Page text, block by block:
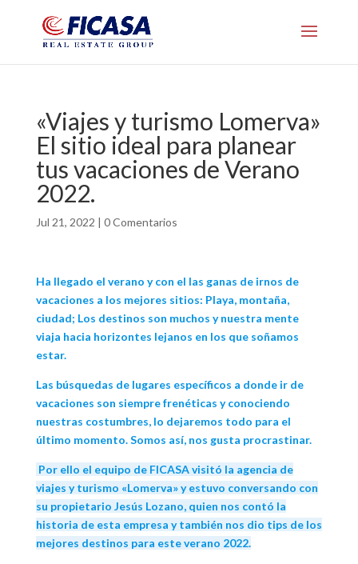
«Viajes y turismo Lomerva»
El sitio ideal para planear
tus vacaciones de Verano
2022.
Jul 21, 2022 | 0 Comentarios
Ha llegado el verano y con el las ganas de irnos de
vacaciones a los mejores sitios: Playa, montaña,
ciudad; Los destinos son muchos y nuestra mente
viaja hacia horizontes lejanos en los que soñamos
estar.
Las búsquedas de lugares específicos a donde ir de
vacaciones son siempre frenéticas y conociendo
nuestras costumbres, lo dejaremos todo para el
último momento. Somos así, nos gusta procrastinar.
Por ello el equipo de FICASA visitó la agencia de
viajes y turismo «Lomerva» y estuvo conversando con
su propietario Jesús Lozano, quien nos contó la
historia de esta empresa y también nos dio tips de los
mejores destinos para este verano 2022.